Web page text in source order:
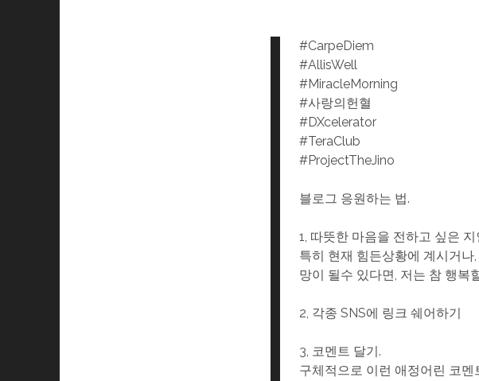
#CarpeDiem
#AllisWell
#MiracleMorning
#사랑의헌혈
#DXcelerator
#TeraClub
#ProjectTheJino
블로그 응원하는 법.
1, 따뜻한 마음을 전하고 싶은
특히 현재 힘든상황에 계시거
망이 될수 있다면, 저는 참 행복
2, 각종 SNS에 링크 쉐어하기
3, 코멘트 달기.
구체적으로 이런 애정어린 코